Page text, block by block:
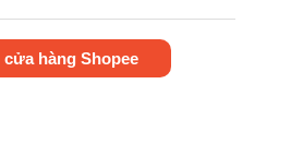
cửa hàng Shopee